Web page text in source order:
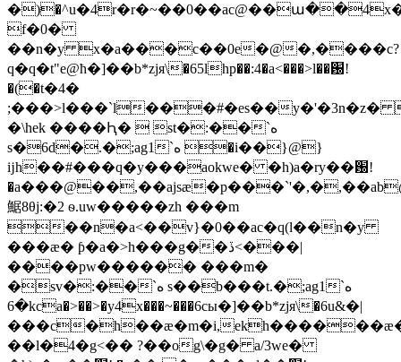
f�0�
��n�y x�a���c��0e�@�,����c?
q�q�t"e@ћ�]��b*zjя\�65lhp��:4�a<���>l��԰!
�(�t�4�
;���>l���`l���#�es��y�'�3n�z�
�\hek ����Ԧ�  st�:��`ه
s�6d�.�;ag1`ه �i��}@}
ĳh��#���q�y���aokwe� �h)a�ry��԰!
䱟8θj:�2 ѳ.uw�����zh ���m
��n�a<��v}�0��ac�q(l��n�y
���æ� ƥ�a�>h���g��ڏ<���|
����pw������ ���m�
�sv�:��`ه s��b���t.�;ag1`ه
�6kca�>��>�y4x���~���6cы�]��b*zjя\�6u&�|
���c�h��æ�m�i,
��l�4�g<�� ?��og\�g� a/3we�